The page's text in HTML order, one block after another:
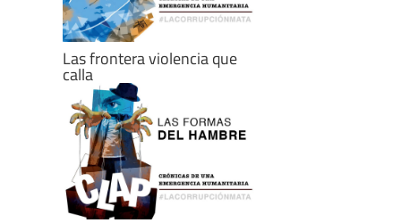
Las frontera violencia que
calla